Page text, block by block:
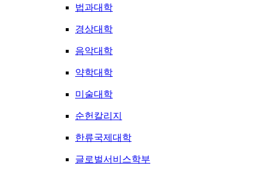
법과대학
경상대학
음악대학
약학대학
미술대학
순헌칼리지
한류국제대학
글로벌서비스학부